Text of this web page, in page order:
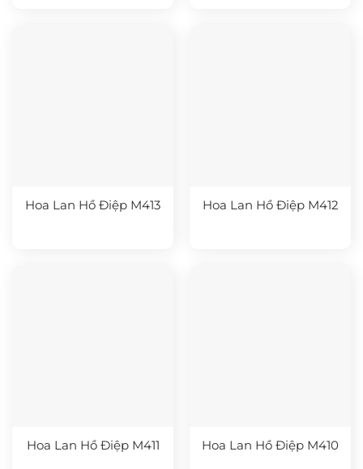
Hoa Lan Hồ Điệp M413 Hoa Lan Hồ Điệp M412
Hoa Lan Hồ Điệp M411 Hoa Lan Hồ Điệp M410